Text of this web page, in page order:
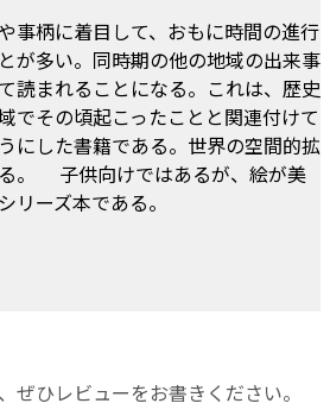
事柄に着目して、おもに時間の進行
が多い。同時期の他の地域の出来事
読まれることになる。これは、歴史
でその頃起こったことと関連付けて
にした書籍である。世界の空間的拡
。 子供向けではあるが、絵が美
リーズ本である。
ぜひレビューをお書きください。